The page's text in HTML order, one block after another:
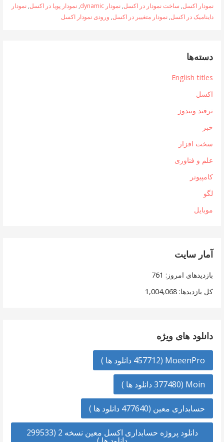
نمودار اکسل, ساخت نمودار در اکسل,نمودار dynamic ,نمودار پویا در اکسل,نمودار
داینامیک در اکسل,نمودار متغییر در اکسل, ورودی نمودار اکسل
دسته‌ها
English titles
اکسل
ترفند ویندوز
خبر
سخت افزار
علم و فناوری
کامپیوتر
لگو
موبایل
آمار سایت
بازدیدهای امروز: 761
کل بازدیدها:1,004,068
دانلود های ویژه
MoeenPro (457712 دانلود ها )
Moin (377480 دانلود ها )
حسابداری معین (477640 دانلود ها )
دانلود پروژه حسابداری اکسل معین نسخه 2 (299533